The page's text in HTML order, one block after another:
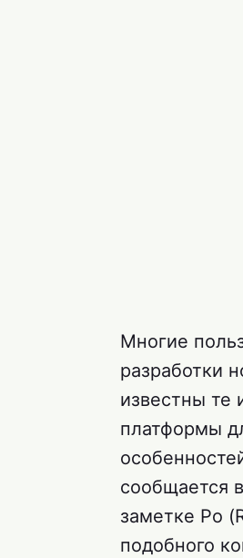
Многие
разработки
известны те
платформы
сообщается
заметке Ро
подобного